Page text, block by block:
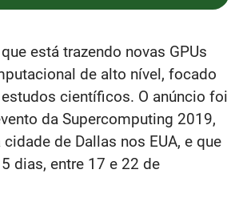
está trazendo novas GPUs
de alto nível, focado
científicos. O anúncio foi
da Supercomputing 2019,
de Dallas nos EUA, e que
dias, entre 17 e 22 de